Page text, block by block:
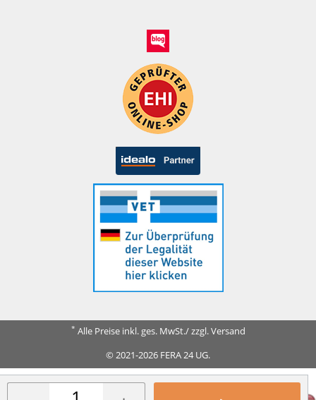
* Alle Preise inkl. ges. MwSt./ zzgl. Versand
© 2021-2026 FERA 24 UG.
FERA INTERNATIONAL: